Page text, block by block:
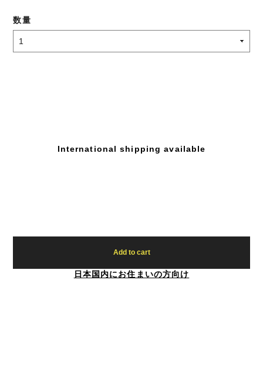
数量
International shipping available
Add to cart
日本国内にお住まいの方向け